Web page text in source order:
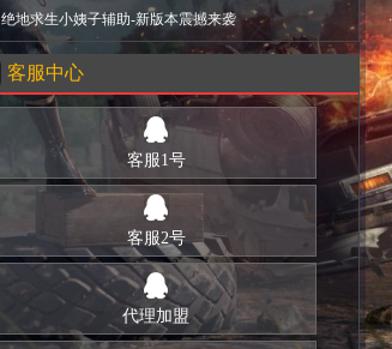
绝地求生小姨子辅助-新版本震撼来袭
客服中心
客服1号
客服2号
代理加盟